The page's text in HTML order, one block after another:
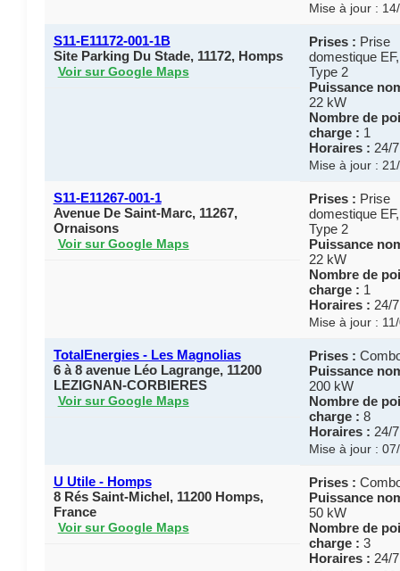
Mise à jour :
S11-E11172-001-1B
Site Parking Du Stade, 11172, Homps
Voir sur Google Maps
Prises : Prise
domestique
Type 2
Puissance
22 kW
Nombre de
charge : 1
Horaires : 24/7
Mise à jour :
S11-E11267-001-1
Avenue De Saint-Marc, 11267,
Ornaisons
Voir sur Google Maps
Prises : Prise
domestique
Type 2
Puissance
22 kW
Nombre de
charge : 1
Horaires : 24/7
Mise à jour :
TotalEnergies - Les Magnolias
6 à 8 avenue Léo Lagrange, 11200
LEZIGNAN-CORBIERES
Voir sur Google Maps
Prises :
Puissance
200 kW
Nombre de
charge : 8
Horaires : 24/7
Mise à jour :
U Utile - Homps
8 Rés Saint-Michel, 11200 Homps,
France
Voir sur Google Maps
Prises :
Puissance
50 kW
Nombre de
charge : 3
Horaires : 24/7